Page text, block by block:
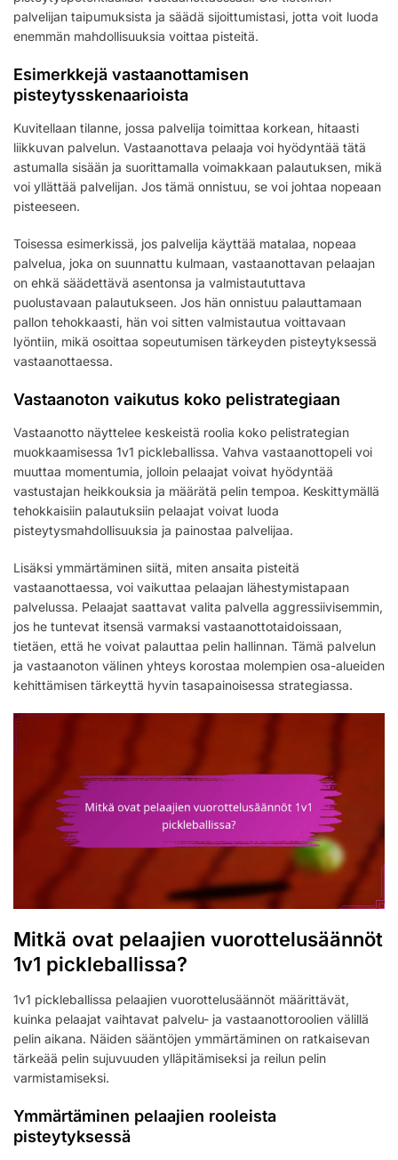
palvelijan taipumuksista ja säädä sijoittumistasi, jotta voit luoda
enemmän mahdollisuuksia voittaa pisteitä.
Esimerkkejä vastaanottamisen
pisteytysskenaarioista
Kuvitellaan tilanne, jossa palvelija toimittaa korkean, hitaasti
liikkuvan palvelun. Vastaanottava pelaaja voi hyödyntää tätä
astumalla sisään ja suorittamalla voimakkaan palautuksen, mikä
voi yllättää palvelijan. Jos tämä onnistuu, se voi johtaa nopeaan
pisteeseen.
Toisessa esimerkissä, jos palvelija käyttää matalaa, nopeaa
palvelua, joka on suunnattu kulmaan, vastaanottavan pelaajan
on ehkä säädettävä asentonsa ja valmistaututtava
puolustavaan palautukseen. Jos hän onnistuu palauttamaan
pallon tehokkaasti, hän voi sitten valmistautua voittavaan
lyöntiin, mikä osoittaa sopeutumisen tärkeyden pisteytyksessä
vastaanottaessa.
Vastaanoton vaikutus koko pelistrategiaan
Vastaanotto näyttelee keskeistä roolia koko pelistrategian
muokkaamisessa 1v1 pickleballissa. Vahva vastaanottopeli voi
muuttaa momentumia, jolloin pelaajat voivat hyödyntää
vastustajan heikkouksia ja määrätä pelin tempoa. Keskittymällä
tehokkaisiin palautuksiin pelaajat voivat luoda
pisteytysmahdollisuuksia ja painostaa palvelijaa.
Lisäksi ymmärtäminen siitä, miten ansaita pisteitä
vastaanottaessa, voi vaikuttaa pelaajan lähestymistapaan
palvelussa. Pelaajat saattavat valita palvella aggressiivisemmin,
jos he tuntevat itsensä varmaksi vastaanottotaidoissaan,
tietäen, että he voivat palauttaa pelin hallinnan. Tämä palvelun
ja vastaanoton välinen yhteys korostaa molempien osa-alueiden
kehittämisen tärkeyttä hyvin tasapainoisessa strategiassa.
Mitkä ovat pelaajien vuorottelusäännöt
1v1 pickleballissa?
1v1 pickleballissa pelaajien vuorottelusäännöt määrittävät,
kuinka pelaajat vaihtavat palvelu- ja vastaanottoroolien välillä
pelin aikana. Näiden sääntöjen ymmärtäminen on ratkaisevan
tärkeää pelin sujuvuuden ylläpitämiseksi ja reilun pelin
varmistamiseksi.
Ymmärtäminen pelaajien rooleista
pisteytyksessä